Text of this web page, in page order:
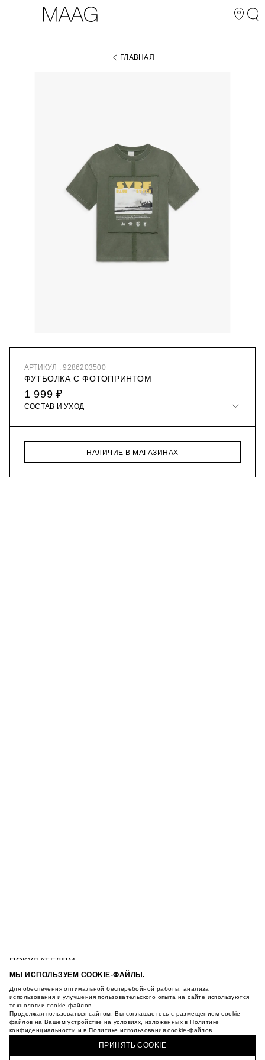
ГЛАВНАЯ
АРТИКУЛ : 9286203500
ФУТБОЛКА С ФОТОПРИНТОМ
1 999 ₽
СОСТАВ И УХОД
НАЛИЧИЕ В МАГАЗИНАХ
МЫ ИСПОЛЬЗУЕМ COOKIE-ФАЙЛЫ.
Для обеспечения оптимальной бесперебойной работы, анализа
использования и улучшения пользовательского опыта на сайте используются
технологии cookie-файлов.
Продолжая пользоваться сайтом, Вы соглашаетесь с размещением cookie-
файлов на Вашем устройстве на условиях, изложенных вПолитике
конфиденциальности и вПолитике использования cookie-файлов
ПРИНЯТЬ COOKIE
ПОКУПАТЕЛЯМ
УСЛОВИЯ ИСПОЛЬЗОВАНИЯ ПОДАРОЧНЫХ
ПОЛИТИКА КОНФИДЕНЦИАЛЬНОСТИ
ПОЛИТИКА COOKIE
УСЛОВИЯ ПОКУПКИ
О НАС
КАРЬЕРА
ФУТБОЛКА С ФОТОПРИНТОМ
КУПИТЬ + ПОЛУЧИТЬ В МАГАЗИНЕ MAAG